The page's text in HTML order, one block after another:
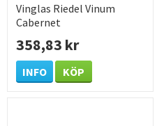
Vinglas Riedel Vinum
Cabernet
Ø95x225mm 61cl
358,83 kr
INFO KÖP